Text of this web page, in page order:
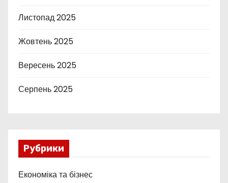
Листопад 2025
Жовтень 2025
Вересень 2025
Серпень 2025
Рубрики
Економіка та бізнес